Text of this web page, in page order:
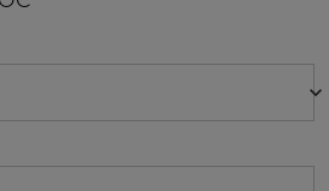
keyboard_arrow_down